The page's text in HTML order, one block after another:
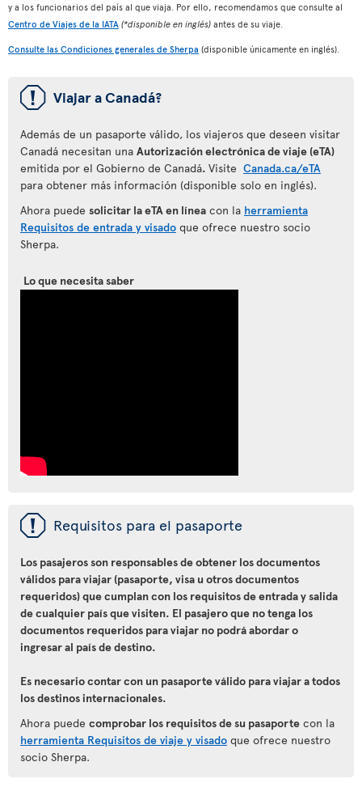
y a los funcionarios del país al que viaja. Por ello, recomendamos que consulte al
Centro de Viajes de la IATA (*disponible en inglés) antes de su viaje.
Consulte las Condiciones generales de Sherpa (disponible únicamente en inglés).
ü Viajar a Canadá?
Además de un pasaporte válido, los viajeros que deseen visitar
Canadá necesitan una Autorización electrónica de viaje (eTA)
emitida por el Gobierno de Canadá. Visite Canada.ca/eTA
para obtener más información (disponible solo en inglés).
Ahora puede solicitar la eTA en línea con la herramienta
Requisitos de entrada y visado que ofrece nuestro socio
Sherpa.
Lo que necesita saber
ü Requisitos para el pasaporte
Los pasajeros son responsables de obtener los documentos
válidos para viajar (pasaporte, visa u otros documentos
requeridos) que cumplan con los requisitos de entrada y salida
de cualquier país que visiten. El pasajero que no tenga los
documentos requeridos para viajar no podrá abordar o
ingresar al país de destino.
Es necesario contar con un pasaporte válido para viajar a todos
los destinos internacionales.
Ahora puede comprobar los requisitos de su pasaporte con la
herramienta Requisitos de viaje y visado que ofrece nuestro
socio Sherpa.